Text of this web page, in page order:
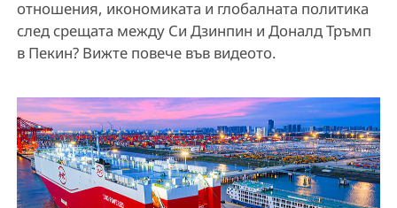
a
V
i
d
отношения, икономиката и глобалната политика
след срещата между Си Дзинпин и Доналд Тръмп
в Пекин? Вижте повече във видеото.